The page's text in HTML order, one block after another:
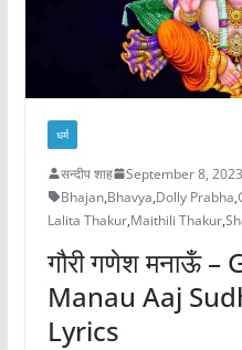
धर्म
सन्दीप शाह September 8, 2023
Bhajan,Bhavya,Dolly Prabha,
Lalita Thakur,Maithili Thakur,
गौरी गणेश मनाऊँ
Manau Aaj
Lyrics